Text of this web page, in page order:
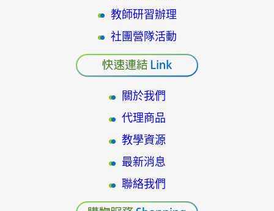
教師研習辦理
社團營隊活動
關於我們
代理商品
教學資源
最新消息
聯絡我們